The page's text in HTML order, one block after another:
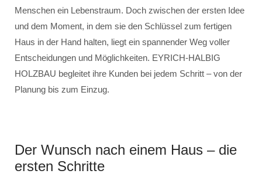
Menschen ein Lebenstraum. Doch zwischen der ersten Idee
und dem Moment, in dem sie den Schlüssel zum fertigen
Haus in der Hand halten, liegt ein spannender Weg voller
Entscheidungen und Möglichkeiten. EYRICH-HALBIG
HOLZBAU begleitet ihre Kunden bei jedem Schritt – von der
Planung bis zum Einzug.
Der Wunsch nach einem Haus – die
ersten Schritte